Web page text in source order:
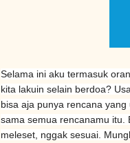
Selama ini aku termasuk
kita lakuin selain berdoa?
bisa aja punya rencana
sama semua rencanamu itu.
meleset, nggak sesuai.